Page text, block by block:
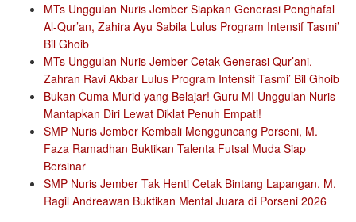
MTs Unggulan Nuris Jember Siapkan Generasi Penghafal
Al-Qur’an, Zahira Ayu Sabila Lulus Program Intensif Tasmi’
Bil Ghoib
MTs Unggulan Nuris Jember Cetak Generasi Qur’ani,
Zahran Ravi Akbar Lulus Program Intensif Tasmi’ Bil Ghoib
Bukan Cuma Murid yang Belajar! Guru MI Unggulan Nuris
Mantapkan Diri Lewat Diklat Penuh Empati!
SMP Nuris Jember Kembali Mengguncang Porseni, M.
Faza Ramadhan Buktikan Talenta Futsal Muda Siap
Bersinar
SMP Nuris Jember Tak Henti Cetak Bintang Lapangan, M.
Ragil Andreawan Buktikan Mental Juara di Porseni 2026